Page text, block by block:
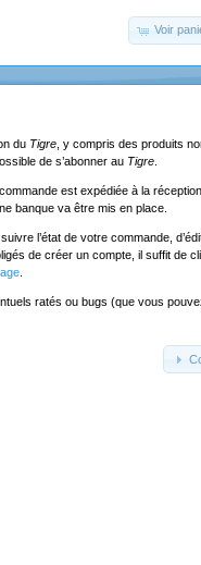
Voir
du Tigre , y compris des produits
de s’abonner au Tigre
est expédiée à la
banque va être mis en place.
l’état de votre commande,
de créer un compte, il suffit de
ratés ou bugs (que vous